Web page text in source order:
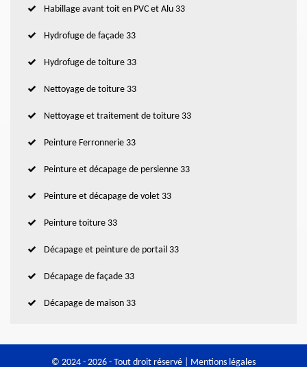
Habillage avant toit en PVC et Alu 33
Hydrofuge de façade 33
Hydrofuge de toiture 33
Nettoyage de toiture 33
Nettoyage et traitement de toiture 33
Peinture Ferronnerie 33
Peinture et décapage de persienne 33
Peinture et décapage de volet 33
Peinture toiture 33
Décapage et peinture de portail 33
Décapage de façade 33
Décapage de maison 33
© 2024 - 2026 - Tout droit réservé | Mentions légales